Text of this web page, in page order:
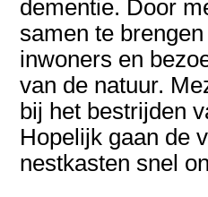
dementie. Door
samen te
inwoners en
van de natuur.
bij het bestrijden
Hopelijk gaan de
nestkasten snel